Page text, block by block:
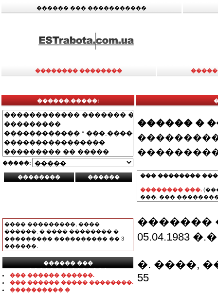
������ ��� �����������
�������� ��������
������.�����:
�����:
���� ���������, ����
������, � ���� �������� �
��������� ���������� �� 3
������.
������ ���
���������������
��� ������ ������.
��� ������ ����� ��������.
���������� �
������ �
��� ��������
�������� ���.
���, ���
�������
05.04.1983
�. ����,
55